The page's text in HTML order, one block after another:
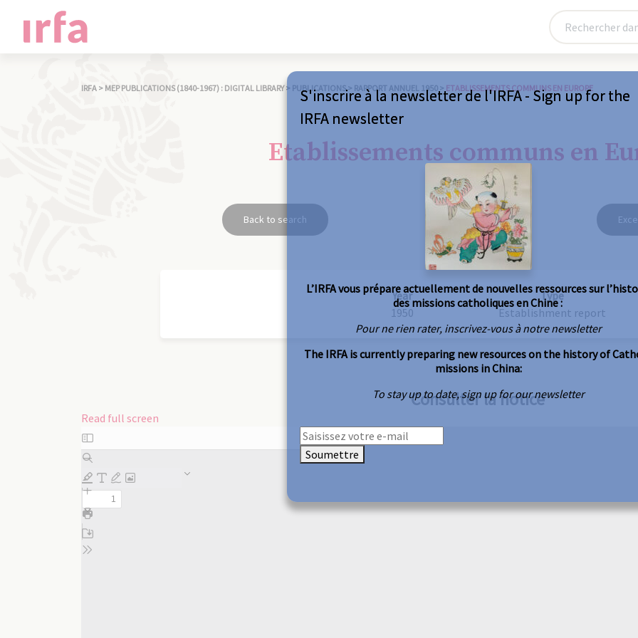
IRFA > MEP PUBLICATIONS (1840-1967) : DIGITAL LIBRARY > PUBLICATIONS > RAPPORT ANNUEL 1950 > ETABLISSEMENTS COMMUNS EN EUROPE
Etablissements communs en
Back to search
Year
1950
Type
Establishment report
Consulter la notice
Read full screen
Skip
to
PDF
content
S'inscrire à la newsletter de l'IRFA - Sign up for the
IRFA newsletter
L’IRFA vous prépare actuellement de nouvelles ressources sur
des missions catholiques en Chine :
Pour ne rien rater, inscrivez-vous à notre newsletter
The IRFA is currently preparing new resources on the history of
missions in China:
To stay up to date, sign up for our newsletter
Soumettre